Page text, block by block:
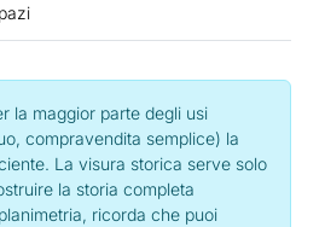
la maggior parte degli usi
compravendita semplice) la
La visura storica serve solo
la storia completa
ricorda che puoi